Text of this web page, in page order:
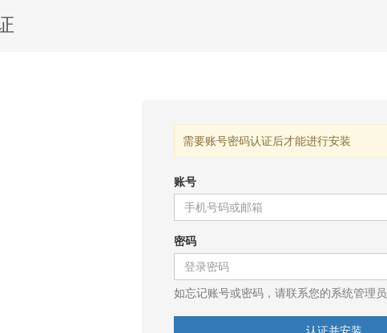
需要账号密码认证后才能进行安装
账号
密码
如忘记账号或密码，请联系您的系统管理员